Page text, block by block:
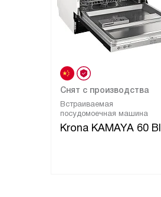
Встраиваемая
посудомоечная машина
Krona KAMAYA 60 BI
Снят с производства